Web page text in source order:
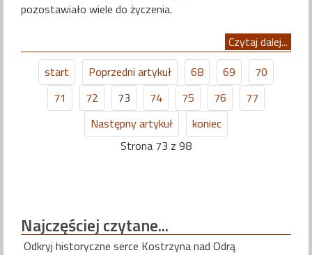
pozostawiało wiele do życzenia.
Czytaj dalej...
start
Poprzedni artykuł 68 69
70
71
72 73 74 75 76
77
Następny artykuł
koniec
Strona 73 z 98
Najczęściejczytane...
Odkryj historyczne serce Kostrzyna nad Odrą